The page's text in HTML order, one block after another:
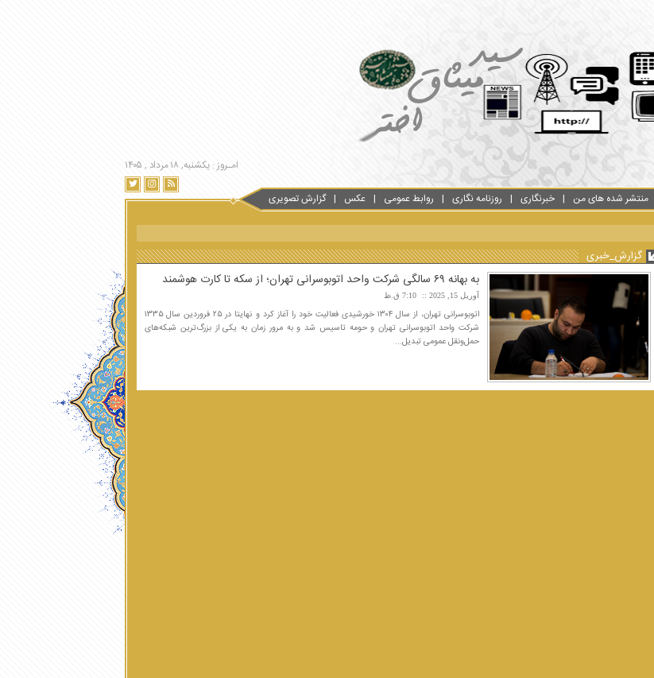
امـروز : یکشنبه, ۱۸ مرداد , ۱۴۰۵
منتشر شده های من خبرنگاری روزنامه نگاری روابط عمومی عکس گزارش تصویری
گزارش_خبری
به بهانه ۶۹ سالگی شرکت واحد اتوبوسرانی تهران؛ از سکه تا کارت هوشمند
آوریل 15, 2025 7:10 ق.ظ
اتوبوسرانی تهران، از سال ۱۳۰۴ خورشیدی فعالیت خود را آغاز کرد و نهایتا در ۲۵ فروردین سال ۱۳۳۵
شرکت واحد اتوبوسرانی تهران و حومه تاسیس شد و به مرور زمان به یکی از بزرگ‌ترین شبکه‌های
حمل‌ونقل عمومی تبدیل...